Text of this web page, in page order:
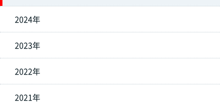
2024年
2023年
2022年
2021年